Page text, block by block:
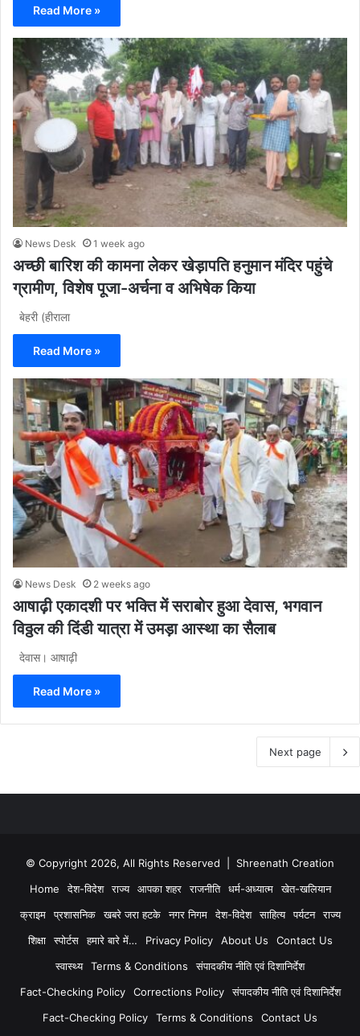
Read More »
News Desk 1 week ago
अच्छी बारिश की कामना लेकर खेड़ापति हनुमान मंदिर पहुंचे
ग्रामीण, विशेष पूजा-अर्चना व अभिषेक किया
बेहरी (हीराला
Read More »
News Desk 2 weeks ago
आषाढ़ी एकादशी पर भक्ति में सराबोर हुआ देवास, भगवान
विठ्ठल की दिंडी यात्रा में उमड़ा आस्था का सैलाब
देवास। आषाढ़ी
Read More »
Next page
© Copyright 2026, All Rights Reserved | Shreenath Creation
Home
देश-विदेश राज्य आपका शहर राजनीति धर्म-अध्यात्म
खेत-खलियान
क्राइम
प्रशासनिक खबरे जरा हटके नगर निगम देश-विदेश साहित्य पर्यटन
राज्य
शिक्षा
स्पोर्टस हमारे बारे में… Privacy Policy About Us
Contact Us
स्वास्थ्य
Terms & Conditions
संपादकीय नीति एवं दिशानिर्देश
Fact-Checking Policy
Corrections Policy
संपादकीय नीति एवं दिशानिर्देश
Fact-Checking Policy
Terms & Conditions Contact Us